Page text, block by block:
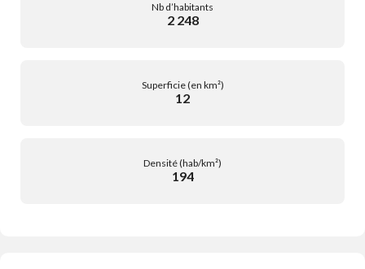
Nb d’habitants
2 248
Superficie (en km²)
12
Densité (hab/km²)
194